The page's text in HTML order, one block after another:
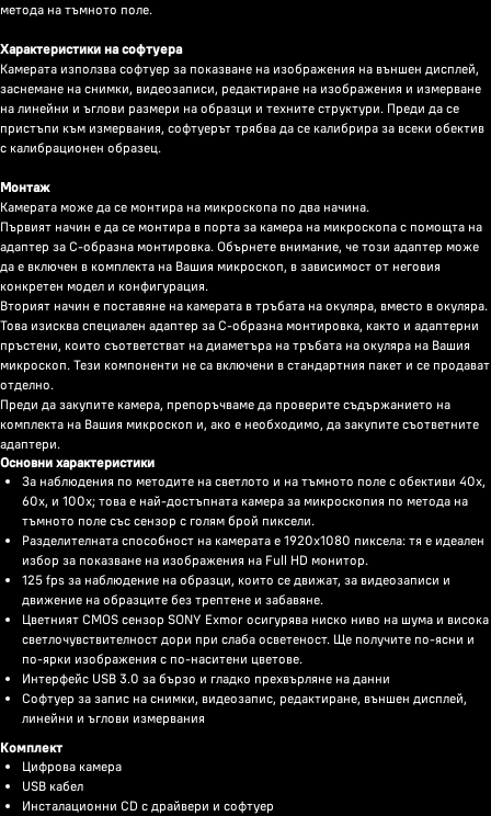
метода на тъмното поле.
Характеристики на софтуера
Камерата използва софтуер за показване на изображения на външен дисплей,
заснемане на снимки, видеозаписи, редактиране на изображения и измерване
на линейни и ъглови размери на образци и техните структури. Преди да се
пристъпи към измервания, софтуерът трябва да се калибрира за всеки обектив
с калибрационен образец.
Монтаж
Камерата може да се монтира на микроскопа по два начина.
Първият начин е да се монтира в порта за камера на микроскопа с помощта на
адаптер за С-образна монтировка. Обърнете внимание, че този адаптер може
да е включен в комплекта на Вашия микроскоп, в зависимост от неговия
конкретен модел и конфигурация.
Вторият начин е поставяне на камерата в тръбата на окуляра, вместо в окуляра.
Това изисква специален адаптер за С-образна монтировка, както и адаптерни
пръстени, които съответстват на диаметъра на тръбата на окуляра на Вашия
микроскоп. Тези компоненти не са включени в стандартния пакет и се продават
отделно.
Преди да закупите камера, препоръчваме да проверите съдържанието на
комплекта на Вашия микроскоп и, ако е необходимо, да закупите съответните
адаптери.
Основни характеристики
За наблюдения по методите на светлото и на тъмното поле с обективи 40х,
60х, и 100х; това е най-достъпната камера за микроскопия по метода на
тъмното поле със сензор с голям брой пиксели.
Разделителната способност на камерата е 1920x1080 пиксела: тя е идеален
избор за показване на изображения на Full HD монитор.
125 fps за наблюдение на образци, които се движат, за видеозаписи и
движение на образците без трептене и забавяне.
Цветният CMOS сензор SONY Exmor осигурява ниско ниво на шума и висока
светлочувствителност дори при слаба осветеност. Ще получите по-ясни и
по-ярки изображения с по-наситени цветове.
Интерфейс USB 3.0 за бързо и гладко прехвърляне на данни
Софтуер за запис на снимки, видеозапис, редактиране, външен дисплей,
линейни и ъглови измервания
Комплект
Цифрова камера
USB кабел
Инсталационни CD с драйвери и софтуер